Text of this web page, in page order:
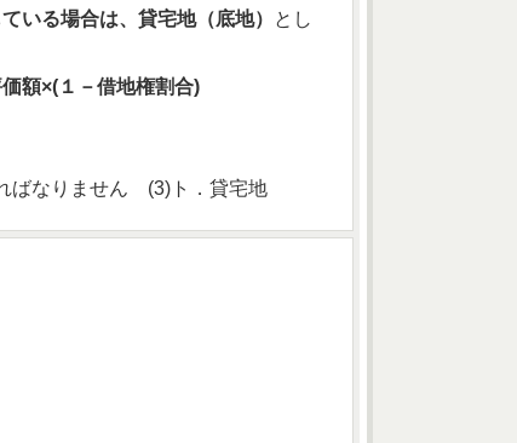
いる場合は、貸宅地（底地）
とし
額×(１－借地権割合)
ばなりません (3)ト．貸宅地